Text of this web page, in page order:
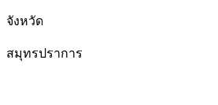
จังหวัด
สมุทรปราการ